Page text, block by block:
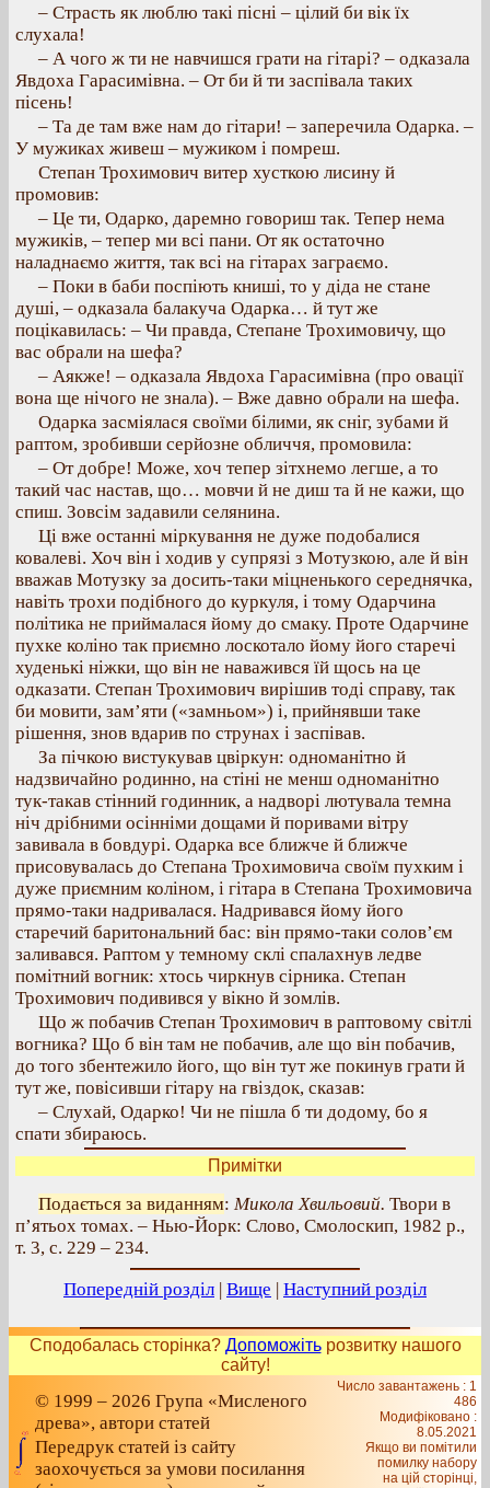
– Страсть як люблю такі пісні – цілий би вік їх
слухала!
– А чого ж ти не навчишся грати на гітарі? – одказала
Явдоха Гарасимівна. – От би й ти заспівала таких
пісень!
– Та де там вже нам до гітари! – заперечила Одарка. –
У мужиках живеш – мужиком і помреш.
Степан Трохимович витер хусткою лисину й
промовив:
– Це ти, Одарко, даремно говориш так. Тепер нема
мужиків, – тепер ми всі пани. От як остаточно
наладнаємо життя, так всі на гітарах заграємо.
– Поки в баби поспіють книші, то у діда не стане
душі, – одказала балакуча Одарка… й тут же
поцікавилась: – Чи правда, Степане Трохимовичу, що
вас обрали на шефа?
– Аякже! – одказала Явдоха Гарасимівна (про овації
вона ще нічого не знала). – Вже давно обрали на шефа.
Одарка засміялася своїми білими, як сніг, зубами й
раптом, зробивши серйозне обличчя, промовила:
– От добре! Може, хоч тепер зітхнемо легше, а то
такий час настав, що… мовчи й не диш та й не кажи, що
спиш. Зовсім задавили селянина.
Ці вже останні міркування не дуже подобалися
ковалеві. Хоч він і ходив у супрязі з Мотузкою, але й він
вважав Мотузку за досить-таки міцненького середнячка,
навіть трохи подібного до куркуля, і тому Одарчина
політика не приймалася йому до смаку. Проте Одарчине
пухке коліно так приємно лоскотало йому його старечі
худенькі ніжки, що він не наважився їй щось на це
одказати. Степан Трохимович вирішив тоді справу, так
би мовити, зам’яти («замньом») і, прийнявши таке
рішення, знов вдарив по струнах і заспівав.
За пічкою вистукував цвіркун: одноманітно й
надзвичайно родинно, на стіні не менш одноманітно
тук-такав стінний годинник, а надворі лютувала темна
ніч дрібними осінніми дощами й поривами вітру
завивала в бовдурі. Одарка все ближче й ближче
присовувалась до Степана Трохимовича своїм пухким і
дуже приємним коліном, і гітара в Степана Трохимовича
прямо-таки надривалася. Надривався йому його
старечий баритональний бас: він прямо-таки солов’єм
заливався. Раптом у темному склі спалахнув ледве
помітний вогник: хтось чиркнув сірника. Степан
Трохимович подивився у вікно й зомлів.
Що ж побачив Степан Трохимович в раптовому світлі
вогника? Що б він там не побачив, але що він побачив,
до того збентежило його, що він тут же покинув грати й
тут же, повісивши гітару на гвіздок, сказав:
– Слухай, Одарко! Чи не пішла б ти додому, бо я
спати збираюсь.
Примітки
Подається за виданням: Микола Хвильовий. Твори в
п’ятьох томах. – Нью-Йорк: Слово, Смолоскип, 1982 р.,
т. 3, с. 229 – 234.
Попередній розділ | Вище | Наступний розділ
Сподобалась сторінка? Допоможітьрозвитку нашого
сайту!
© 1999 – 2026 Група «Мисленого
древа», автори статей
Передрук статей із сайту
заохочується за умови посилання
Число завантажень : 1
486
Модифіковано :
8.05.2021
Якщо ви помітили
помилку набору
на цiй сторiнцi,